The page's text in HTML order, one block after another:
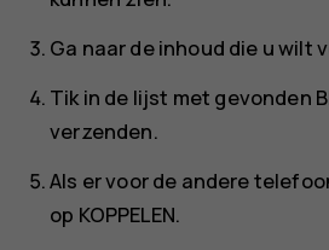
Ga naar de inhoud die u wilt
Tik in de lijst met gevonden
verzenden.
Als er voor de andere
op KOPPELEN.